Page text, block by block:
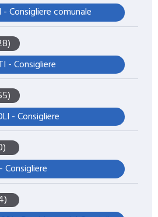
- Consigliere comunale
- Consigliere
- Consigliere
Consigliere